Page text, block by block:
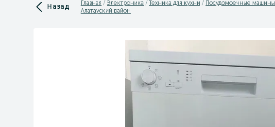
Назад Главная Электроника Техника для кухни Посудомоечные машины
Алатауский район